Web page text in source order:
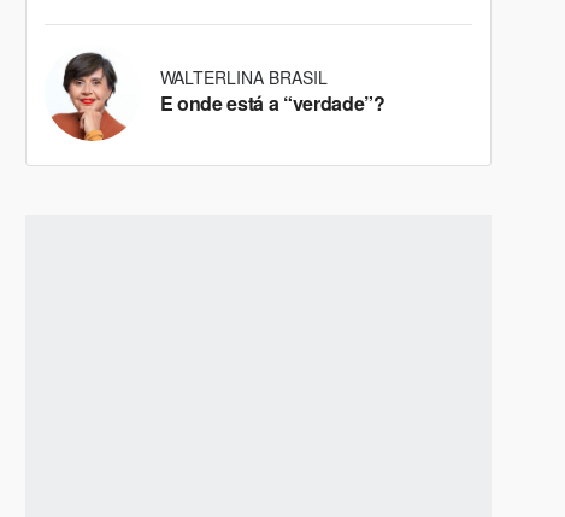
WALTERLINA BRASIL
E onde está a “verdade”?